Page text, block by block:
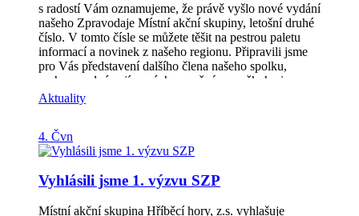
s radostí Vám oznamujeme, že právě vyšlo nové vydání
našeho Zpravodaje Místní akční skupiny, letošní druhé
číslo. V tomto čísle se můžete těšit na pestrou paletu
informací a novinek z našeho regionu. Připravili jsme
pro Vás představení dalšího člena našeho spolku,
rozhovor plný zajímavých a možná pro někoho i
překvapivých informací, shrnutí spousty akcí
realizovaných díky projektu z OPZ+, informace o
naší Letní soutěži „Za krásami Hříběcích hor“.
Zpravodaj (2/2024) si můžete stáhnout v PDF, zde:
Děkujeme Vám za Vaši podporu a těšíme se na Vaše
Hříběcí hory
Aktuality
4. Čvn
Vyhlásili jsme 1. výzvu SZP
Místní akční skupina Hříběcí hory, z.s. vyhlašuje